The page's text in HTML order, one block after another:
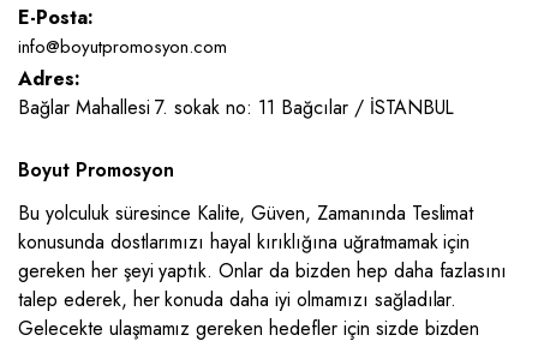
E-Posta:
info@boyutpromosyon.com
Adres:
Bağlar Mahallesi 7. sokak no: 11 Bağcılar / İSTANBUL
Boyut Promosyon
Bu yolculuk süresince Kalite, Güven, Zamanında Teslimat
konusunda dostlarımızı hayal kırıklığına uğratmamak için
gereken her şeyi yaptık. Onlar da bizden hep daha fazlasını
talep ederek, her konuda daha iyi olmamızı sağladılar.
Gelecekte ulaşmamız gereken hedefler için sizde bizden